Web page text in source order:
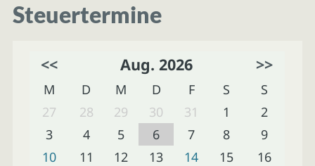
Steuertermine
<< Aug. 2026 >>
M D M D F S
S
27
28 29 30 31 1
2
3
4 5 6 7 8
9
10
11 12 13 14 15
16